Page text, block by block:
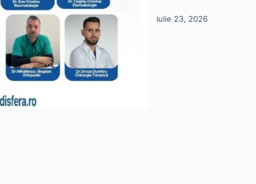
iulie 23, 2026